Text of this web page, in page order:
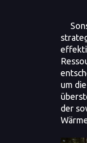
um
der